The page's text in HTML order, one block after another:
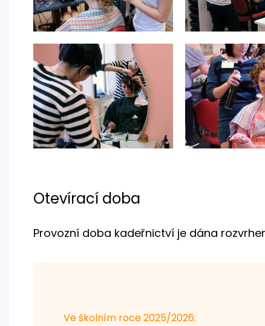
Otevírací doba
Provozní doba kadeřnictví je dána rozvrhem
Ve školním roce 2025/2026: